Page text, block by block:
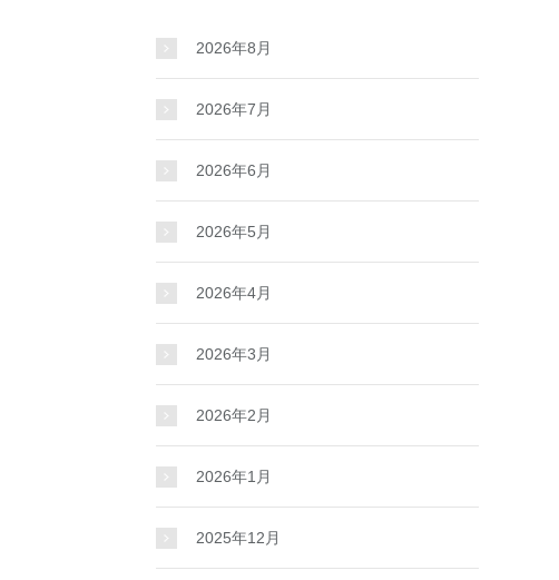
2026年8月
2026年7月
2026年6月
2026年5月
2026年4月
2026年3月
2026年2月
2026年1月
2025年12月